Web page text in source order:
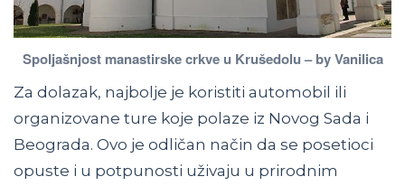
Spoljašnjost manastirske crkve u Krušedolu – by Vanilica
Za dolazak, najbolje je koristiti automobil ili
organizovane ture koje polaze iz Novog Sada i
Beograda. Ovo je odličan način da se posetioci
opuste i u potpunosti uživaju u prirodnim